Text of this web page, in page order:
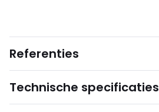
Referenties
Technische specificaties